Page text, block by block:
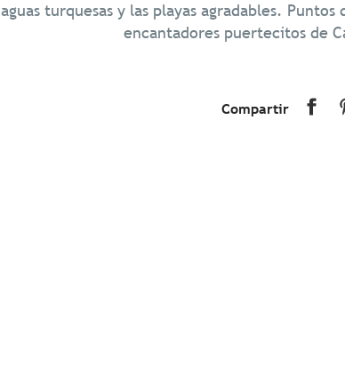
aguas turquesas y las playas agradables.
encantadores puertecitos de
Compartir